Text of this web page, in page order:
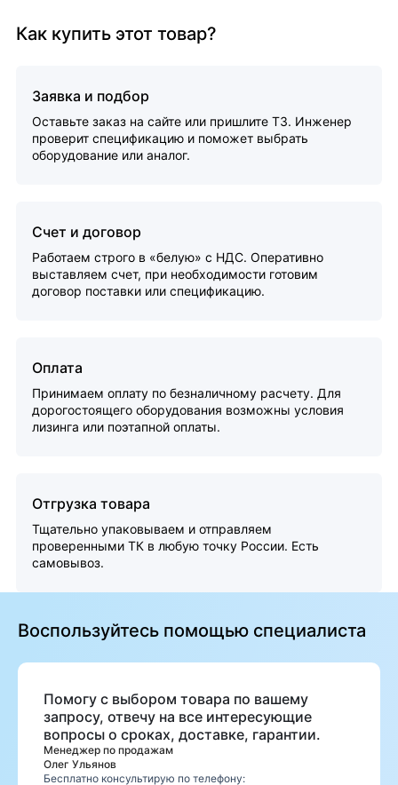
Как купить этот товар?
Заявка и подбор
Оставьте заказ на сайте или пришлите ТЗ. Инженер
проверит спецификацию и поможет выбрать
оборудование или аналог.
Счет и договор
Работаем строго в «белую» с НДС. Оперативно
выставляем счет, при необходимости готовим
договор поставки или спецификацию.
Оплата
Принимаем оплату по безналичному расчету. Для
дорогостоящего оборудования возможны условия
лизинга или поэтапной оплаты.
Отгрузка товара
Тщательно упаковываем и отправляем
проверенными ТК в любую точку России. Есть
самовывоз.
Воспользуйтесь помощью специалиста
Помогу с выбором товара по вашему
запросу, отвечу на все интересующие
вопросы о сроках, доставке, гарантии.
Менеджер по продажам
Олег Ульянов
Бесплатно консультирую по телефону: